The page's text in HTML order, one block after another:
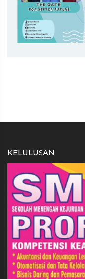
KELULUSAN